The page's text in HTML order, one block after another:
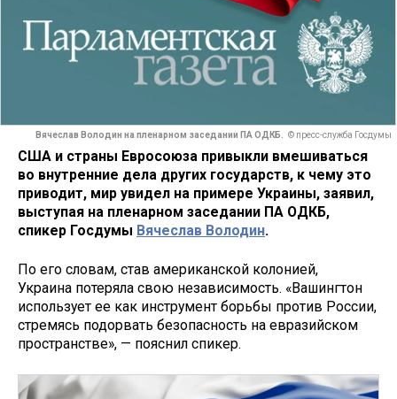
Вячеслав Володин на пленарном заседании ПА ОДКБ. © пресс-служба Госдумы
США и страны Евросоюза привыкли вмешиваться
во внутренние дела других государств, к чему это
приводит, мир увидел на примере Украины, заявил,
выступая на пленарном заседании ПА ОДКБ,
спикер Госдумы Вячеслав Володин.
По его словам, став американской колонией,
Украина потеряла свою независимость. «Вашингтон
использует ее как инструмент борьбы против России,
стремясь подорвать безопасность на евразийском
пространстве», — пояснил спикер.